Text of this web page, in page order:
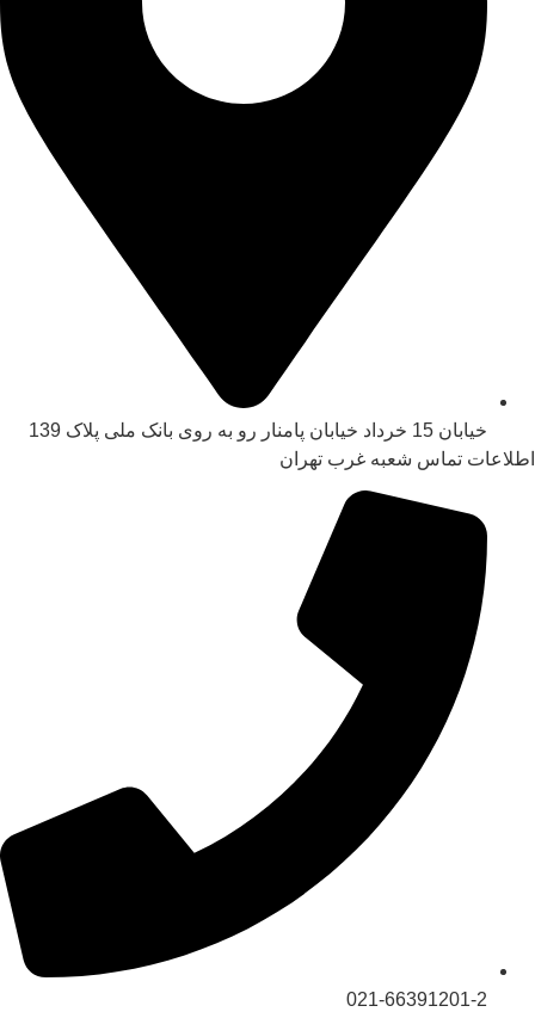
خیابان 15 خرداد خیابان پامنار رو به روی بانک ملی پلاک 139​
اطلاعات تماس شعبه غرب تهران
021-66391201-2